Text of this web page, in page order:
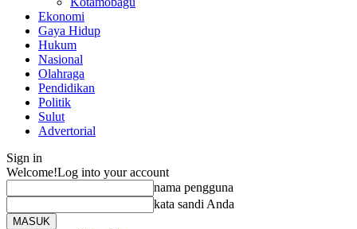
Ekonomi
Gaya Hidup
Hukum
Nasional
Olahraga
Pendidikan
Politik
Sulut
Advertorial
Sign in
Welcome!Log into your account
nama pengguna
kata sandi Anda